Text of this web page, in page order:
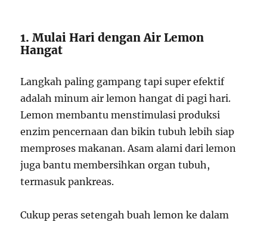
1. Mulai Hari dengan Air Lemon
Hangat
Langkah paling gampang tapi super efektif
adalah minum air lemon hangat di pagi hari.
Lemon membantu menstimulasi produksi
enzim pencernaan dan bikin tubuh lebih siap
memproses makanan. Asam alami dari lemon
juga bantu membersihkan organ tubuh,
termasuk pankreas.
Cukup peras setengah buah lemon ke dalam